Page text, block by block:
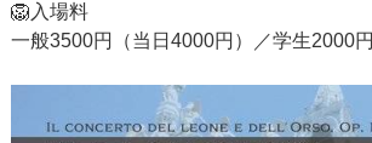
🦁入場料
一般3500円（当日4000円）／学生2000円